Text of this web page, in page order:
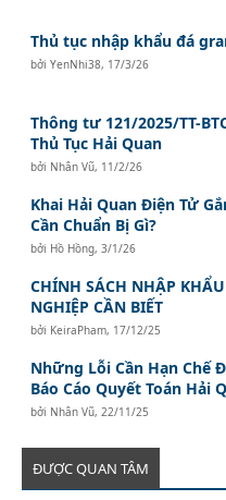
Thủ tục nhập khẩu đá
bởiYenNhi38, 17/3/26
Thông tư 121/2025/TT-
Thủ Tục Hải Quan
bởi Nhân Vũ, 11/2/26
Khai Hải Quan Điện Tử
Cần Chuẩn Bị Gì?
bởi Hồ Hồng,3/1/26
CHÍNH SÁCH NHẬP
NGHIỆP CẦN BIẾT
bởi KeiraPham, 17/12/25
Những Lỗi Cần Hạn Chế
Báo Cáo Quyết Toán Hải
bởi Nhân Vũ, 22/11/25
ĐƯỢC QUAN TÂM